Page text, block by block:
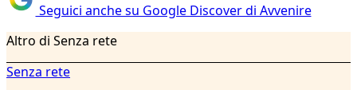
Seguici anche su Google Discover di Avvenire
Altro di Senza rete
Senza rete